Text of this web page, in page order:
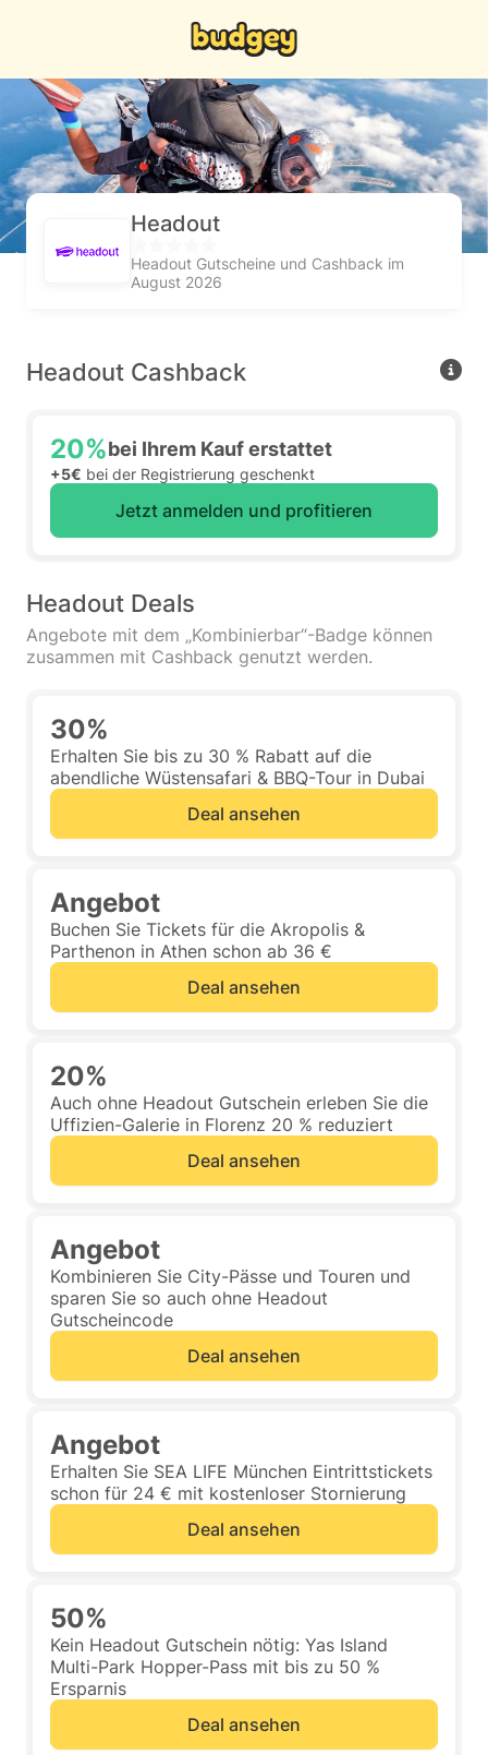
Headout
Headout Gutscheine und Cashback im
August 2026
Headout Cashback
20%bei Ihrem Kauf erstattet
+5€ bei der Registrierung geschenkt
Jetzt anmelden und profitieren
Headout Deals
Angebote mit dem „Kombinierbar“-Badge können
zusammen mit Cashback genutzt werden.
30%
Erhalten Sie bis zu 30 % Rabatt auf die
abendliche Wüstensafari & BBQ-Tour in Dubai
Deal ansehen
Angebot
Buchen Sie Tickets für die Akropolis &
Parthenon in Athen schon ab 36 €
Deal ansehen
20%
Auch ohne Headout Gutschein erleben Sie die
Uffizien-Galerie in Florenz 20 % reduziert
Deal ansehen
Angebot
Kombinieren Sie City-Pässe und Touren und
sparen Sie so auch ohne Headout
Gutscheincode
Deal ansehen
Angebot
Erhalten Sie SEA LIFE München Eintrittstickets
schon für 24 € mit kostenloser Stornierung
Deal ansehen
50%
Kein Headout Gutschein nötig: Yas Island
Multi-Park Hopper-Pass mit bis zu 50 %
Ersparnis
Deal ansehen